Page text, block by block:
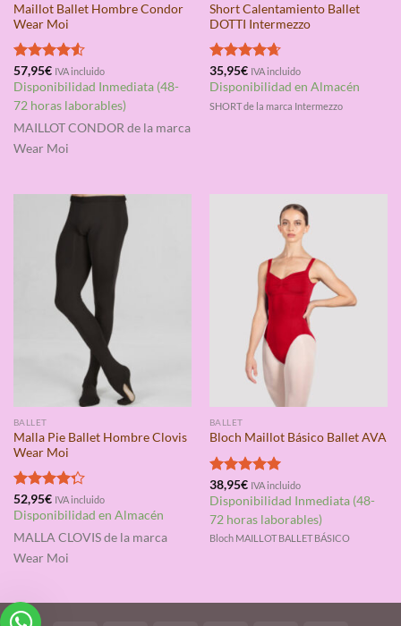
Maillot Ballet Hombre Condor
Wear Moi
Valorado
con4.50
de 5
57,95€ IVA incluido
Disponibilidad Inmediata (48-
72 horas laborables)
MAILLOT CONDOR de la marca
Wear Moi
Short Calentamiento Ballet
DOTTI Intermezzo
Valorado
con4.67
35,95€ IVA incluido
Disponibilidad en Almacén
SHORT de la marca Intermezzo
BALLET
Malla Pie Ballet Hombre Clovis
Wear Moi
Valorado
con4.25
52,95€ IVA incluido
Disponibilidad en Almacén
MALLA CLOVISde la marca
Wear Moi
BALLET
Bloch Maillot Básico Ballet AVA
Valorado
con5.00
de 5
38,95€ IVA incluido
Disponibilidad Inmediata (48-
72 horas laborables)
Bloch MAILLOT BALLET BÁSICO